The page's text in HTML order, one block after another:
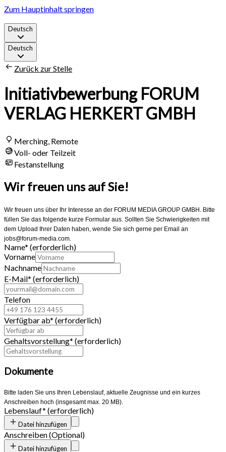
Zum Hauptinhalt springen
Deutsch
Deutsch
Zurück zur Stelle
Initiativbewerbung FORUM
VERLAG HERKERT GMBH
Merching, Remote
Voll- oder Teilzeit
Festanstellung
Wir freuen uns auf Sie!
Wir freuen uns über Ihr Interesse an der FORUM MEDIA GROUP GMBH. Bitte
füllen Sie das folgende kurze Formular aus. Sollten Sie Schwierigkeiten mit
dem Upload Ihrer Daten haben, wende Sie sich gerne per Email an
jobs@forum-media.com.
Name* (erforderlich)
Vorname
Nachname
E-Mail* (erforderlich)
Telefon
Verfügbar ab* (erforderlich)
Gehaltsvorstellung* (erforderlich)
Dokumente
Bitte laden Sie uns Ihren Lebenslauf, aktuelle Zeugnisse und ein kurzes
Anschreiben hoch (insgesamt max. 20 MB).
Lebenslauf* (erforderlich)
Datei hinzufügen
Anschreiben(Optional)
Datei hinzufügen